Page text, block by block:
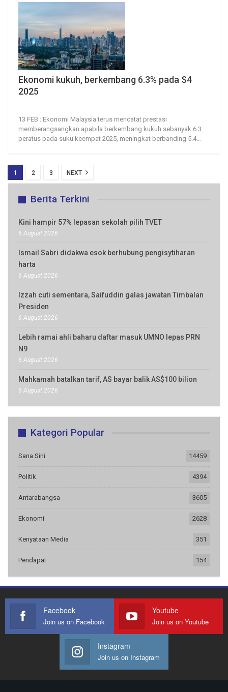
Ekonomi kukuh, berkembang 6.3% pada S4
2025
13 FEB : Ekonomi Malaysia terus mencatat prestasi
memberangsangkan apabila berkembang kukuh sebanyak 6.3
peratus pada suku keempat 2025, meningkat berbanding 5.4…
1 2 3 NEXT
Berita Terkini
Kini hampir 57% lepasan sekolah pilih TVET
6 August 2026
Ismail Sabri didakwa esok berhubung pengisytiharan
harta
6 August 2026
Izzah cuti sementara, Saifuddin galas jawatan Timbalan
Presiden
6 August 2026
Lebih ramai ahli baharu daftar masuk UMNO lepas PRN
N9
6 August 2026
Mahkamah batalkan tarif, AS bayar balik AS$100 bilion
6 August 2026
Kategori Popular
Sana Sini 14459
Politik 4394
Antarabangsa 3605
Ekonomi 2628
Kenyataan Media 351
Pendapat 154
Facebook
Join us on Facebook
Youtube
Join us on Youtube
Instagram
Join us on Instagram